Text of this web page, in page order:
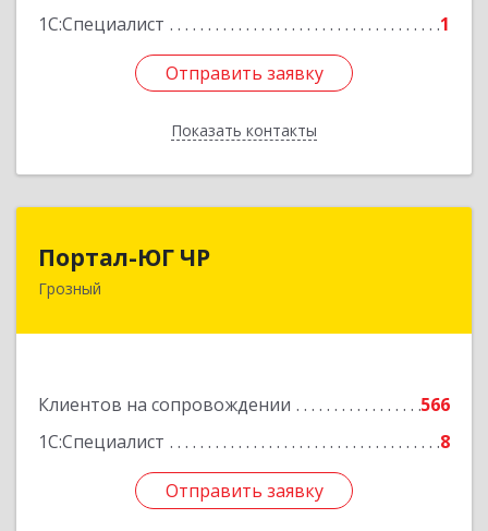
1С:Специалист
1
Отправить заявку
Показать контакты
Отправить заявку
Назад
Портал-ЮГ ЧР
Грозный
Клиентов на сопровождении
566
1С:Специалист
8
Отправить заявку
364906, Чеченская Респ, Грозный г, Путина пр-
Отправить заявку